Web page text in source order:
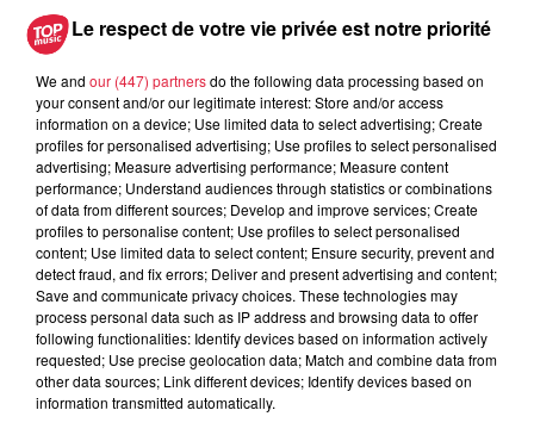
A lire aussi
6 août 2026
À Hoerdt, de l’eau brune sort des
robinets
6 août 2026
Tags antisémites à Strasbourg :
Catherine Trautmann réagit
Le respect de votre vie privée est notre priorité
We and our (447) partnersdo the following data processing based on
your consent and/or our legitimate interest: Store and/or access
information on a device; Use limited data to select advertising; Create
profiles for personalised advertising; Use profiles to select personalised
advertising; Measure advertising performance; Measure content
performance; Understand audiences through statistics or combinations
of data from different sources; Develop and improve services; Create
profiles to personalise content; Use profiles to select personalised
content; Use limited data to select content; Ensure security, prevent and
detect fraud, and fix errors; Deliver and present advertising and content;
Save and communicate privacy choices. These technologies may
process personal data such as IP address and browsing data to offer
following functionalities: Identify devices based on information actively
requested; Use precise geolocation data; Match and combine data from
other data sources; Link different devices; Identify devices based on
information transmitted automatically.